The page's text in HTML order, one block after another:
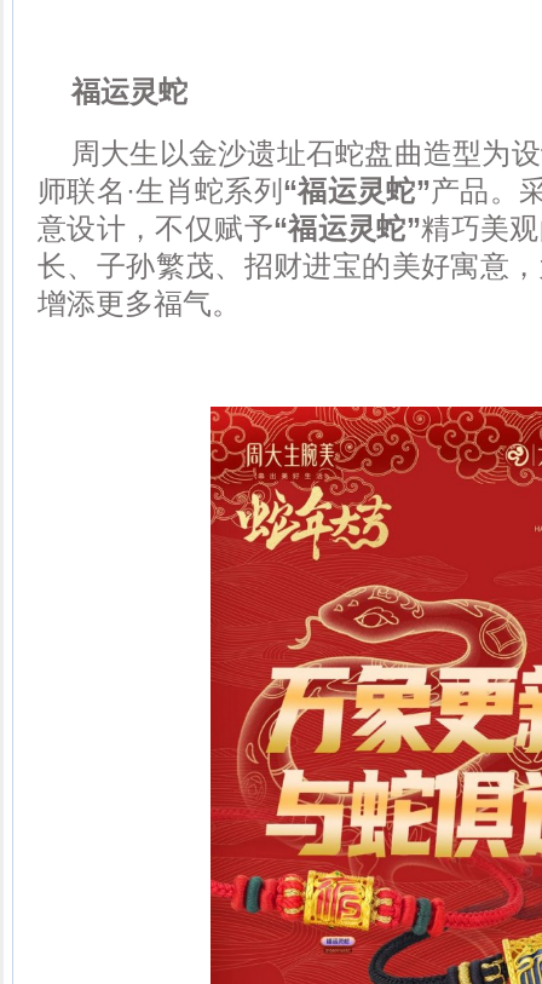
福运灵蛇
周大生以金沙遗址石蛇盘曲造型为
师联名·生肖蛇系列 “福运灵蛇”产品。
意设计，不仅赋予“福运灵蛇”精巧美
长、子孙繁茂、招财进宝的美好寓意
增添更多福气。